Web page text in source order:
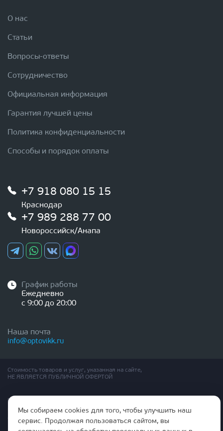
О нас
Статьи
Вопросы-ответы
Сотрудничество
Официальная информация
Гарантия лучшей цены
Политика конфиденциальности
Способы и порядок оплаты
+7 918 080 15 15
Краснодар
+7 989 288 77 00
Новороссийск/Анапа
График работы
Ежедневно
с 9:00 до 20:00
Наша почта
info@optovikk.ru
Стоимость товаров и услуг, указанная на сайте,
НЕ ЯВЛЯЕТСЯ ПУБЛИЧНОЙ ОФЕРТОЙ
Правила эксплутации входных и межкомнатных дверей
Политика обработки персональных данных
Согласие на обработку персональных данных
Мы собираем cookies для того, чтобы улучшить наш
сервис. Продолжая пользоваться сайтом, вы